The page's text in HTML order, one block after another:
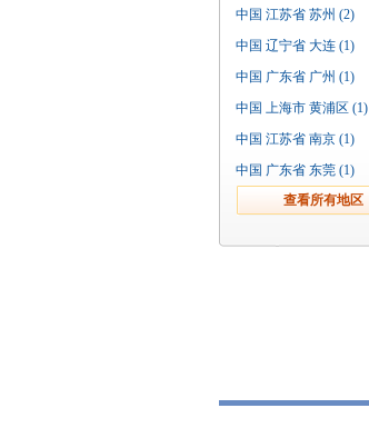
中国 江苏省 苏州 (2)
中国 辽宁省 大连 (1)
中国 广东省 广州 (1)
中国 上海市 黄浦区 (1)
中国 江苏省 南京 (1)
中国 广东省 东莞 (1)